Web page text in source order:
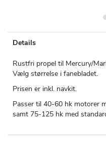
Details
Rustfri propel til Mercury/
Vælg størrelse i fanebladet.
Prisen er inkl. navkit.
Passer til 40-60 hk motorer
samt 75-125 hk med